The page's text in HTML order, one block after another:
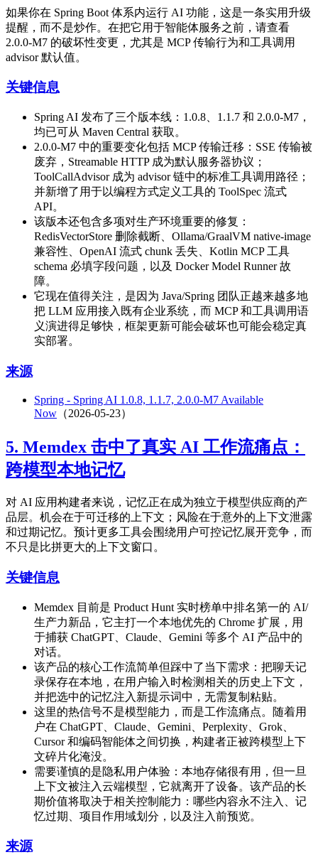
如果你在 Spring Boot 体系内运行 AI 功能，这是一条实用升级
提醒，而不是炒作。在把它用于智能体服务之前，请查看
2.0.0-M7 的破坏性变更，尤其是 MCP 传输行为和工具调用
advisor 默认值。
关键信息
Spring AI 发布了三个版本线：1.0.8、1.1.7 和 2.0.0-M7，
均已可从 Maven Central 获取。
2.0.0-M7 中的重要变化包括 MCP 传输迁移：SSE 传输被
废弃，Streamable HTTP 成为默认服务器协议；
ToolCallAdvisor 成为 advisor 链中的标准工具调用路径；
并新增了用于以编程方式定义工具的 ToolSpec 流式
API。
该版本还包含多项对生产环境重要的修复：
RedisVectorStore 删除截断、Ollama/GraalVM native-image
兼容性、OpenAI 流式 chunk 丢失、Kotlin MCP 工具
schema 必填字段问题，以及 Docker Model Runner 故
障。
它现在值得关注，是因为 Java/Spring 团队正越来越多地
把 LLM 应用接入既有企业系统，而 MCP 和工具调用语
义演进得足够快，框架更新可能会破坏也可能会稳定真
实部署。
来源
Spring - Spring AI 1.0.8, 1.1.7, 2.0.0-M7 Available
Now （2026-05-23）
5. Memdex 击中了真实 AI 工作流痛点：
跨模型本地记忆
对 AI 应用构建者来说，记忆正在成为独立于模型供应商的产
品层。机会在于可迁移的上下文；风险在于意外的上下文泄露
和过期记忆。预计更多工具会围绕用户可控记忆展开竞争，而
不只是比拼更大的上下文窗口。
关键信息
Memdex 目前是 Product Hunt 实时榜单中排名第一的 AI/
生产力新品，它主打一个本地优先的 Chrome 扩展，用
于捕获 ChatGPT、Claude、Gemini 等多个 AI 产品中的
对话。
该产品的核心工作流简单但踩中了当下需求：把聊天记
录保存在本地，在用户输入时检测相关的历史上下文，
并把选中的记忆注入新提示词中，无需复制粘贴。
这里的热信号不是模型能力，而是工作流痛点。随着用
户在 ChatGPT、Claude、Gemini、Perplexity、Grok、
Cursor 和编码智能体之间切换，构建者正被跨模型上下
文碎片化淹没。
需要谨慎的是隐私用户体验：本地存储很有用，但一旦
上下文被注入云端模型，它就离开了设备。该产品的长
期价值将取决于相关控制能力：哪些内容永不注入、记
忆过期、项目作用域划分，以及注入前预览。
来源